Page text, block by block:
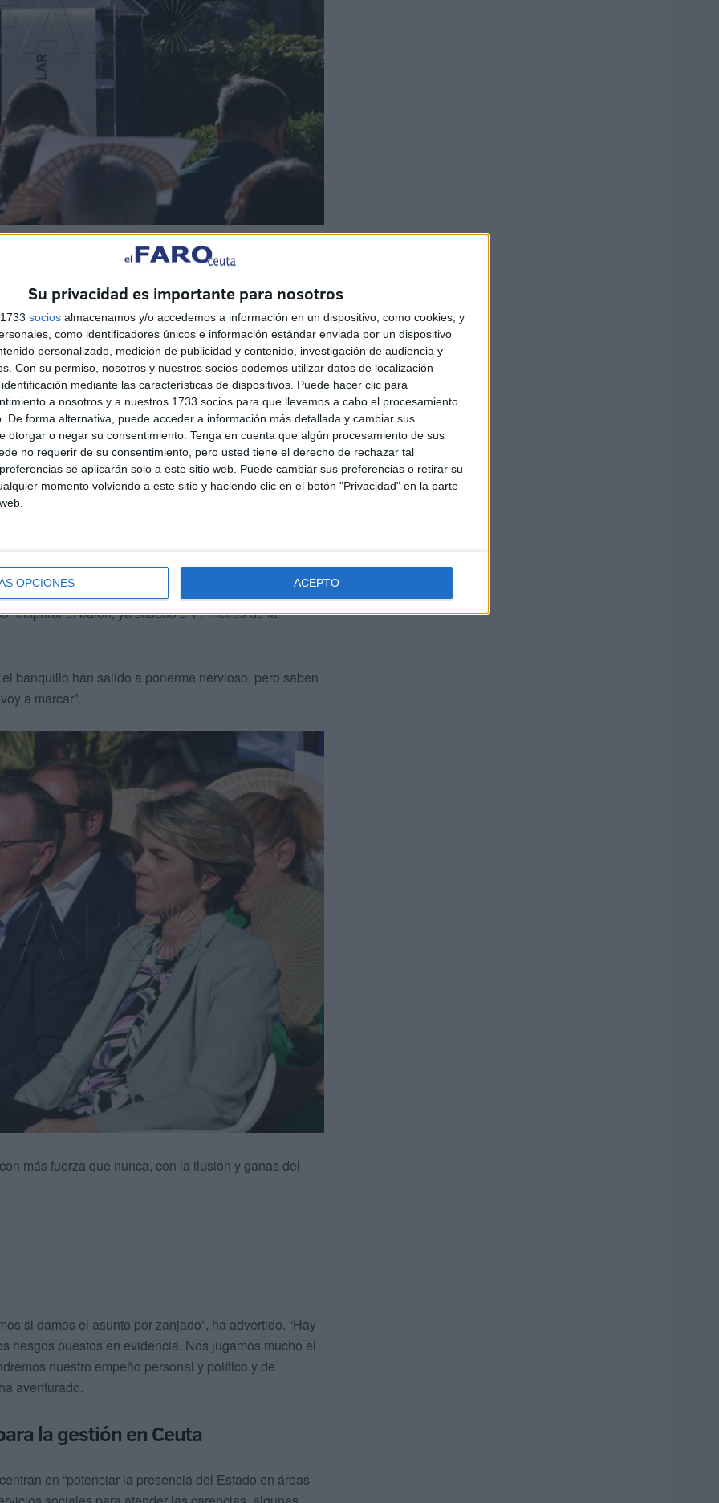
Su privacidad es importante para nosotros
socios almacenamos y/o accedemos a información en un dispositivo, como cookies, y
como identificadores únicos e información estándar enviada por un dispositivo
personalizado, medición de publicidad y contenido, investigación de audiencia y
Con su permiso, nosotros y nuestros socios podemos utilizar datos de localización
mediante las características de dispositivos. Puede hacer clic para
a nosotros y a nuestros 1733 socios para que llevemos a cabo el procesamiento
De forma alternativa, puede acceder a información más detallada y cambiar sus
otorgar o negar su consentimiento. Tenga en cuenta que algún procesamiento de sus
no requerir de su consentimiento, pero usted tiene el derecho de rechazar tal
se aplicarán solo a este sitio web. Puede cambiar sus preferencias o retirar su
momento volviendo a este sitio y haciendo clic en el botón "Privacidad" en la parte
OPCIONES ACEPTO
hubo angustia, inquietud, sensación de estar al borde
pedir auxilio a quien debía prestarlo, para solicitar
cumplimos con nuestro deber institucional”, ha
de precampaña.
ahora sigue en pie el sentar las bases de futuro de
ha indicado.
la integridad de Ceuta, Vivas confiesa que asume
que nunca”. Lo hace a lo pichichi, ya que, haciendo
disparar el balón, ya situado a 11 metros de la
banquillo han salido a ponerme nervioso, pero saben
a marcar”.
más fuerza que nunca, con la ilusión y ganas del
si damos el asunto por zanjado”, ha advertido. “Hay
riesgos puestos en evidencia. Nos jugamos mucho el
nuestro empeño personal y político y de
aventurado.
la gestión en Ceuta
en “potenciar la presencia del Estado en áreas